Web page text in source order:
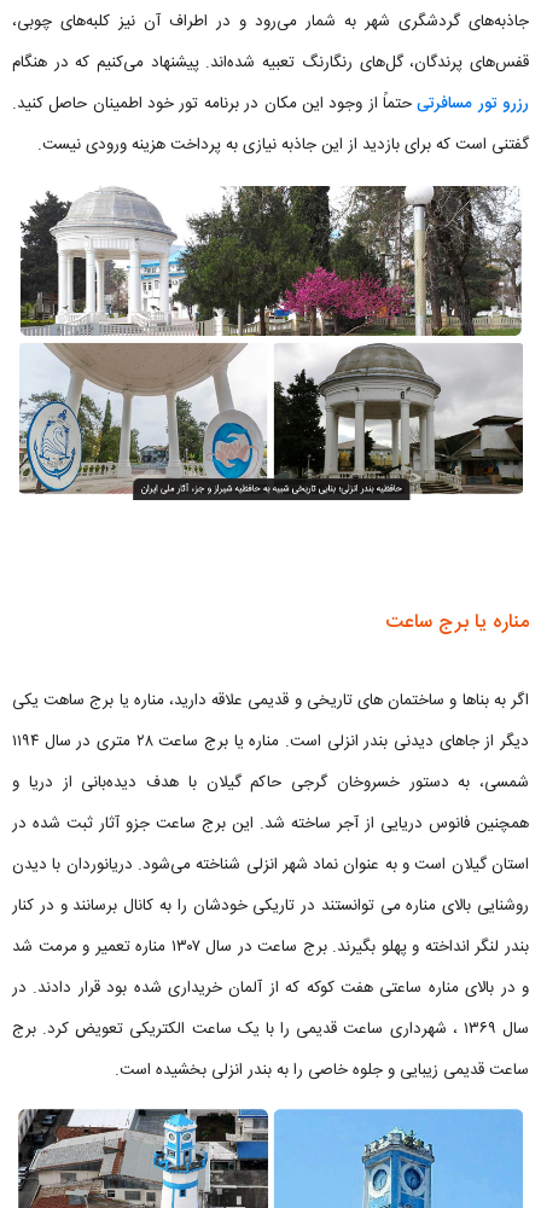
جاذبه‌های گردشگری شهر به شمار می‌رود و در اطراف آن نیز کلبه‌های چوبی،
قفس‌های پرندگان، گل‌های رنگارنگ تعبیه‌ شده‌اند. پیشنهاد می‌کنیم که در هنگام
رزرو تور مسافرتیحتماً از وجود این مکان در برنامه تور خود اطمینان حاصل کنید.
گفتنی است که برای بازدید از این جاذبه نیازی به پرداخت هزینه ورودی نیست.
مناره یا برج ساعت
اگر به بناها و ساختمان های تاریخی و قدیمی علاقه دارید، مناره یا برج ساهت یکی
دیگر از جاهای دیدنی بندر انزلی است. مناره یا برج ساعت ۲۸ متری در سال ۱۱۹۴
شمسی، به دستور خسروخان گرجی حاکم گیلان با هدف دیده‌بانی از دریا و
همچنین فانوس دریایی از آجر ساخته شد. این برج ساعت جزو آثار ثبت‌ شده در
استان گیلان است و به عنوان نماد شهر انزلی شناخته می‌شود. دریانوردان با دیدن
روشنایی بالای مناره می ‌توانستند در تاریکی خودشان را به کانال برسانند و در کنار
بندر لنگر انداخته و پهلو بگیرند. برج ساعت در سال ۱۳۰۷ مناره تعمیر و مرمت شد
و در بالای مناره ساعتی هفت کوکه که از آلمان خریداری شده بود قرار دادند. در
سال ۱۳۶۹ ، شهرداری ساعت قدیمی را با یک ساعت الکتریکی تعویض کرد. برج
ساعت قدیمی زیبایی و جلوه خاصی را به بندر انزلی بخشیده است.